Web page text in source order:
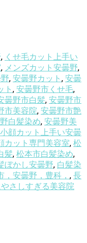
, くせ毛カット上手い
, メンズカット安曇野,
, 安曇野カット , 安曇
ト , 安曇野市くせ毛,
曇野市白髪, 安曇野市
市美容院, 安曇野市艶
白髪染め, 安曇野美
小顔カット上手い安曇
カット専門美容室, 松
髪, 松本市白髪染め,
ぼかし安曇野, 白髪染
安曇野，豊科， , 長
さしすぎる美容院